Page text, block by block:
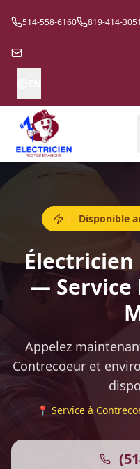
514-558-6160 819-414-3051
⚡ Disponible
— Service
Appelez
Contrecoeur et
📍 Service à